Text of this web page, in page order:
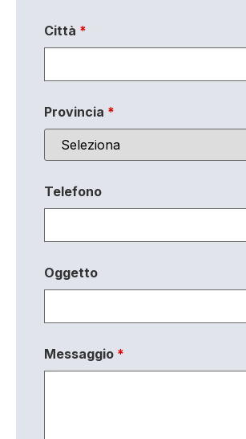
Città *
Provincia *
Telefono
Oggetto
Messaggio *